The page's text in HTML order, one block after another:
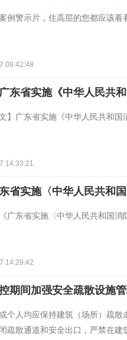
例警示片，住高层的您都应该看
09:42:48
东省实施《中华人民共
文】广东省实施《中华人民共和国
14:33:21
省实施〈中华人民共和
广东省实施〈中华人民共和国消
14:29:42
期间加强安全疏散设施
个人均应保持建筑（场所）疏
疏散通道和安全出口，严禁在